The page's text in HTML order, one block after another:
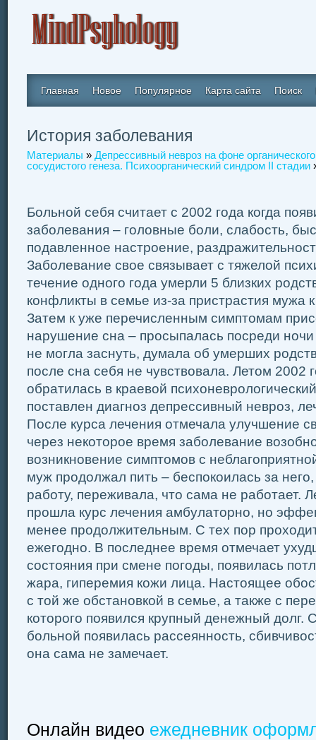
Главная Новое Популярное Карта сайта Поиск
История заболевания
Материалы » Депрессивный невроз на фоне
сосудистого генеза. Психоорганический синдром II стадии
Больной себя считает с 2002 года когда
заболевания – головные боли, слабость,
подавленное настроение,
Заболевание свое связывает с тяжелой
течение одного года умерли 5 близких
конфликты в семье из-за пристрастия мужа
Затем к уже перечисленным симптомам
нарушение сна – просыпалась посреди
не могла заснуть, думала об умерших
после сна себя не чувствовала. Летом 2002
обратилась в краевой
поставлен диагноз депрессивный невроз,
После курса лечения отмечала улучшение
через некоторое время заболевание
возникновение симптомов с
муж продолжал пить – беспокоилась за
работу, переживала, что сама не работает.
прошла курс лечения амбулаторно, но
менее продолжительным. С тех пор
ежегодно. В последнее время отмечает
состояния при смене погоды, появилась
жара, гиперемия кожи лица. Настоящее
с той же обстановкой в семье, а также с
которого появился крупный денежный долг.
больной появилась рассеянность,
она сама не замечает.
Онлайн видео ежедневник